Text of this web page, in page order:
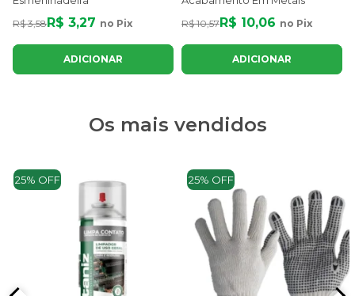
R$ 3,58R$ 3,27 no Pix
ADICIONAR
R$ 10,57R$ 10,06 no Pix
ADICIONAR
Os mais vendidos
25% OFF 25% OFF